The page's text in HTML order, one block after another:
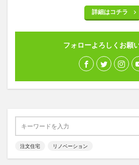
詳細はコチラ
フォローよろしくお願
注文住宅 リノベーション